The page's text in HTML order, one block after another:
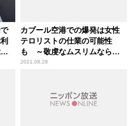
カブール空港での爆発は女性
テロリストの仕業の可能性
も ～敬虔なムスリムならで
はの事情
2021.08.28